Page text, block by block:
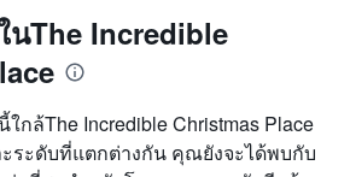
นThe Incredible
กล้The Incredible Christmas Place
ระดับที่แตกต่างกัน คุณยังจะได้พบกับ